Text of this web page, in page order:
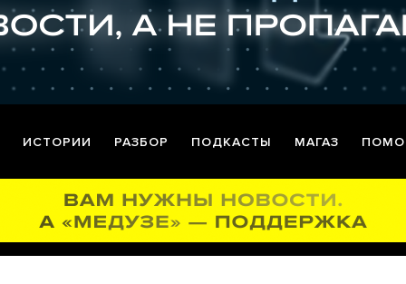
ИСТОРИИ РАЗБОР ПОДКАСТЫ МАГАЗ